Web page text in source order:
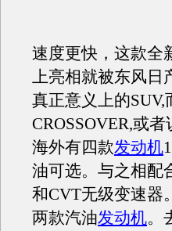
速度更快，这款全
上亮相就被东风日
真正意义上的
CROSSOVER,或
海外有四款发动机
油可选。与之相配
和CVT无级变速器
两款汽油发动机。